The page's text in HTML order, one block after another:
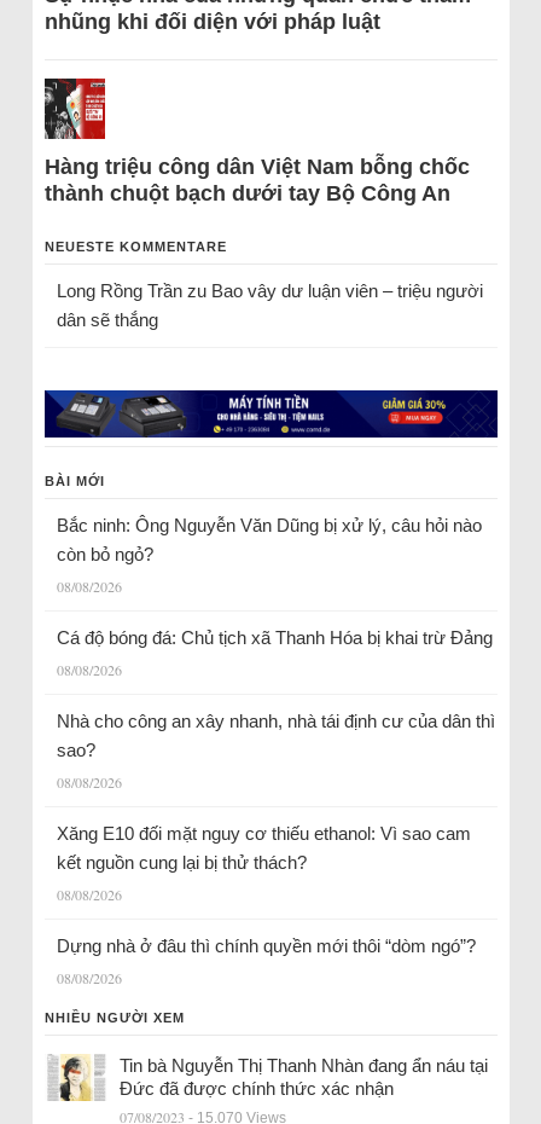
nhũng khi đối diện với pháp luật
Hàng triệu công dân Việt Nam bỗng chốc
thành chuột bạch dưới tay Bộ Công An
NEUESTE KOMMENTARE
Long Rồng Trầnzu Bao vây dư luận viên – triệu người
dân sẽ thắng
BÀI MỚI
Bắc ninh: Ông Nguyễn Văn Dũng bị xử lý, câu hỏi nào
còn bỏ ngỏ?
08/08/2026
Cá độ bóng đá: Chủ tịch xã Thanh Hóa bị khai trừ Đảng
08/08/2026
Nhà cho công an xây nhanh, nhà tái định cư của dân thì
sao?
08/08/2026
Xăng E10 đối mặt nguy cơ thiếu ethanol: Vì sao cam
kết nguồn cung lại bị thử thách?
08/08/2026
Dựng nhà ở đâu thì chính quyền mới thôi “dòm ngó”?
08/08/2026
NHIỀU NGƯỜI XEM
Tin bà Nguyễn Thị Thanh Nhàn đang ẩn náu tại
Đức đã được chính thức xác nhận
07/08/2023 - 15.070 Views